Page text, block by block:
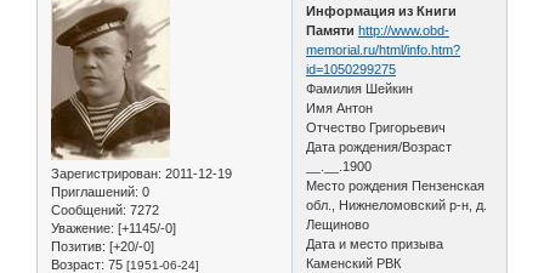
Зарегистрирован: 2011-12-19
Приглашений: 0
Сообщений: 7272
Уважение: [+1145/-0]
Позитив: [+20/-0]
Возраст: 75 [1951-06-24]
Информация из Книги
Памяти http://www.obd-
memorial.ru/html/info.htm?
id=1050299275
Фамилия Шейкин
Имя Антон
Отчество Григорьевич
Дата рождения/Возраст
__.__.1900
Место рождения Пензенская
обл., Нижнеломовский р-н, д.
Лещиново
Дата и место призыва
Каменский РВК